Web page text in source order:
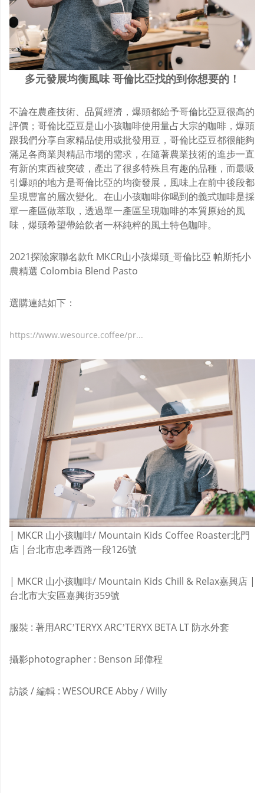
多元發展均衡風味 哥倫比亞找的到你想要的！
不論在農產技術、品質經濟，爆頭都給予哥倫比亞豆很高的
評價；哥倫比亞豆是山小孩咖啡使用量占大宗的咖啡，爆頭
跟我們分享自家精品使用或批發用豆，哥倫比亞豆都很能夠
滿足各商業與精品市場的需求，在隨著農業技術的進步一直
有新的東西被突破，產出了很多特殊且有趣的品種，而最吸
引爆頭的地方是哥倫比亞的均衡發展，風味上在前中後段都
呈現豐富的層次變化。在山小孩咖啡你喝到的義式咖啡是採
單一產區做萃取，透過單一產區呈現咖啡的本質原始的風
味，爆頭希望帶給飲者一杯純粹的風土特色咖啡。
2021探險家聯名款ft MKCR山小孩爆頭_哥倫比亞 帕斯托小
農精選 Colombia Blend Pasto
選購連結如下：
https://www.wesource.coffee/pr...
| MKCR 山小孩咖啡/ Mountain Kids Coffee Roaster北門
店 |台北市忠孝西路一段126號
| MKCR 山小孩咖啡/ Mountain Kids Chill & Relax嘉興店 |
台北市大安區嘉興街359號
服裝 : 著用ARC’TERYX ARC’TERYX BETA LT 防水外套
攝影photographer : Benson 邱偉程
訪談 / 編輯 : WESOURCE Abby / Willy